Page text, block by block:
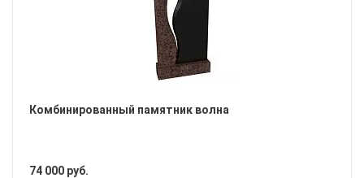
Комбинированный памятник волна
74 000 руб.